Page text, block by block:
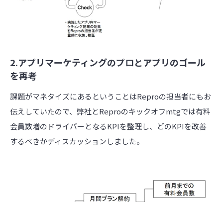
2.アプリマーケティングのプロとアプリのゴール
を再考
課題がマネタイズにあるということはReproの担当者にもお
伝えしていたので、弊社とReproのキックオフmtgでは有料
会員数増のドライバーとなるKPIを整理し、どのKPIを改善
するべきかディスカッションしました。